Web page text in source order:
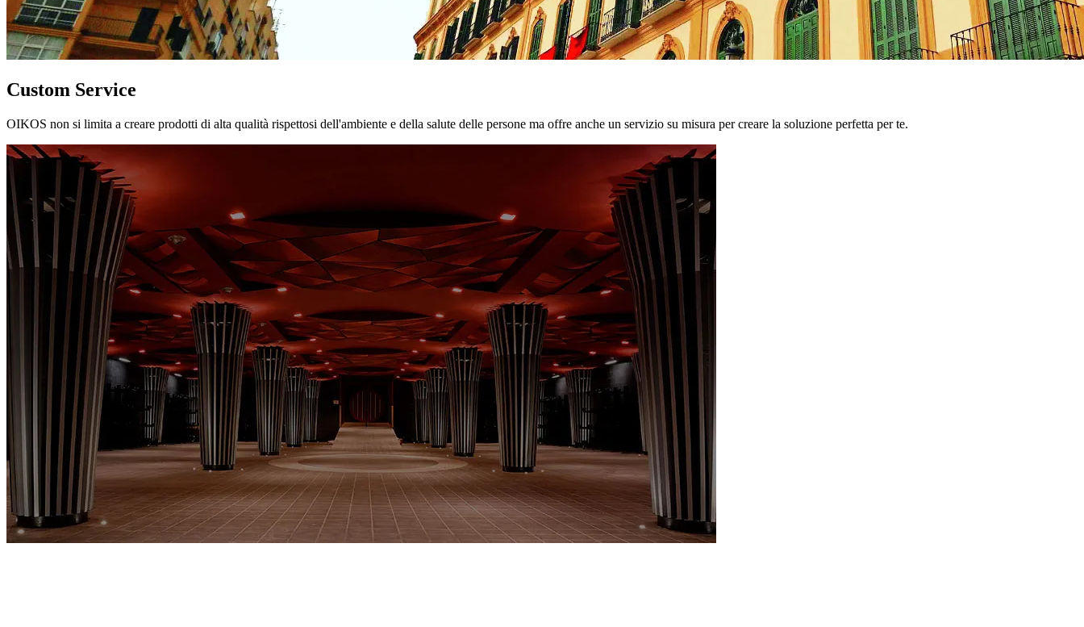
Custom Service
OIKOS non si limita a creare prodotti di alta qualità rispettosi dell'ambiente e della salute delle persone ma offre anche un servizio su misura per creare la soluzione perfetta per te.